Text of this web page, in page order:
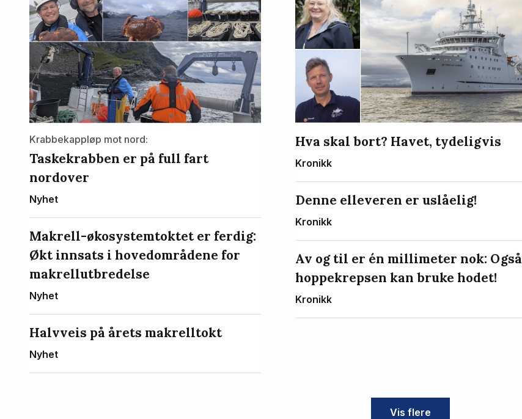
Krabbekappløp mot nord:
Taskekrabben er på full fart
nordover
Nyhet
Makrell-økosystemtoktet er ferdig:
Økt innsats i hovedområdene for
makrellutbredelse
Nyhet
Halvveis på årets makrelltokt
Nyhet
Hva skal bort? Havet, tydeligvis
Kronikk
Denne elleveren er uslåelig!
Kronikk
Av og til er én millimeter nok: Også
hoppekrepsen kan bruke hodet!
Kronikk
Vis flere